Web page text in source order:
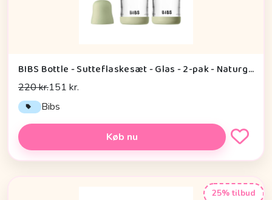
BIBS Bottle - Sutteflaskesæt - Glas - 2-pak - Naturgummi/Slow Flow/Rund - 120ml - Sage
220 kr.151 kr.
Bibs
Køb nu
25% tilbud